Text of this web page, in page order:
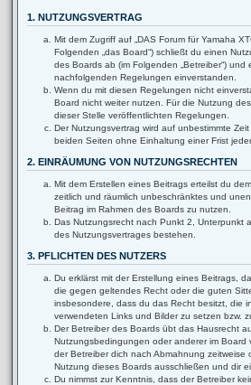
1. NUTZUNGSVERTRAG
Mit dem Zugriff auf „DAS Forum für Yamaha
Folgenden „das Board“) schließt du einen
des Boards ab (im Folgenden „Betreiber“) und
nachfolgenden Regelungen einverstanden.
Wenn du mit diesen Regelungen nicht
Board nicht weiter nutzen. Für die Nutzung
dieser Stelle veröffentlichten Regelungen.
Der Nutzungsvertrag wird auf unbestimmte
beiden Seiten ohne Einhaltung einer Frist
2. EINRÄUMUNG VON NUTZUNGSRECHTEN
Mit dem Erstellen eines Beitrags erteilst du
zeitlich und räumlich unbeschränktes und
Beitrag im Rahmen des Boards zu nutzen.
Das Nutzungsrecht nach Punkt 2, Unterpunkt
des Nutzungsvertrages bestehen.
3. PFLICHTEN DES NUTZERS
Du erklärst mit der Erstellung eines Beitrags,
die gegen geltendes Recht oder die guten
insbesondere, dass du das Recht besitzt, die
verwendeten Links und Bilder zu setzen bzw.
Der Betreiber des Boards übt das Hausrecht
Nutzungsbedingungen oder anderer im Board
der Betreiber dich nach Abmahnung zeitweise
Nutzung dieses Boards ausschließen und dir
Du nimmst zur Kenntnis, dass der Betreiber